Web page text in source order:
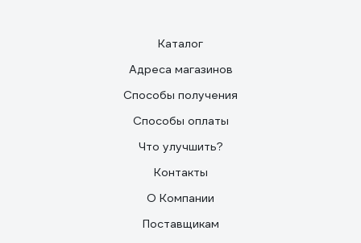
Каталог
Адреса магазинов
Способы получения
Способы оплаты
Что улучшить?
Контакты
О Компании
Поставщикам